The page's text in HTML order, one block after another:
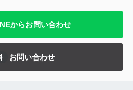
からお問い合わせ
お問い合わせ